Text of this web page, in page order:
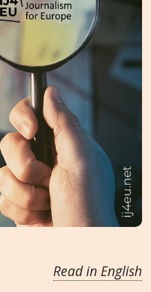
Read in English